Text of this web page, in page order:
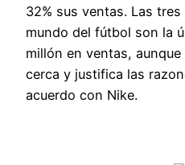
32% sus ventas. Las
mundo del fútbol son la
millón en ventas,
cerca y justifica las
acuerdo con Nike.